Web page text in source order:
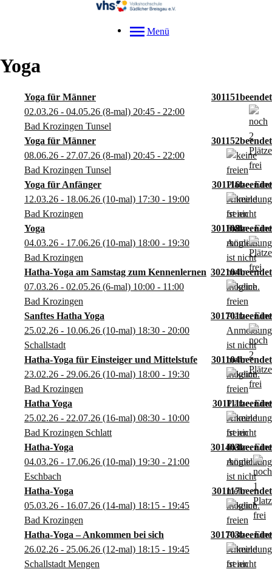
Menü
Yoga
Yoga für Männer
301151
02.03.26 - 04.05.26 (8-mal) 20:45 - 22:00
Bad Krozingen Tunsel
Yoga für Männer
301152
08.06.26 - 27.07.26 (8-mal) 20:45 - 22:00
Bad Krozingen Tunsel
Yoga für Anfänger
301116
12.03.26 - 18.06.26 (10-mal) 17:30 - 19:00
Bad Krozingen
Yoga
301108
04.03.26 - 17.06.26 (10-mal) 18:00 - 19:30
Bad Krozingen
Hatha-Yoga am Samstag zum Kennenlernen 302104
07.03.26 - 02.05.26 (6-mal) 10:00 - 11:00
Bad Krozingen
Sanftes Hatha Yoga
301701
25.02.26 - 10.06.26 (10-mal) 18:30 - 20:00
Schallstadt
Hatha-Yoga für Einsteiger und Mittelstufe
301104
23.02.26 - 29.06.26 (10-mal) 18:00 - 19:30
Bad Krozingen
Hatha Yoga
301111
25.02.26 - 22.07.26 (16-mal) 08:30 - 10:00
Bad Krozingen Schlatt
Hatha-Yoga
301403
04.03.26 - 17.06.26 (10-mal) 19:30 - 21:00
Eschbach
Hatha-Yoga
301117
05.03.26 - 16.07.26 (14-mal) 18:15 - 19:45
Bad Krozingen
Hatha-Yoga – Ankommen bei sich
301703
26.02.26 - 25.06.26 (12-mal) 18:15 - 19:45
Schallstadt Mengen